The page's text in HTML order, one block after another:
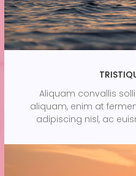
Aliquam convallis
aliquam, enim at
adipiscing nisl, ac